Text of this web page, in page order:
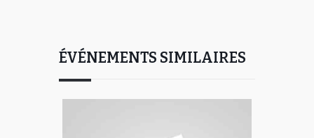
ÉVÉNEMENTS SIMILAIRES